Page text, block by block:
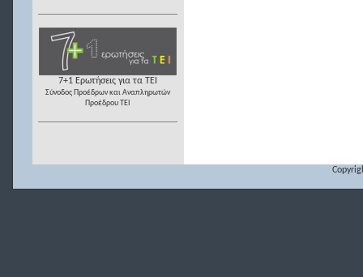
7+1 Ερωτήσεις για τα ΤΕΙ
Σύνοδος Προέδρων και Αναπληρωτών
Προέδρου ΤΕΙ